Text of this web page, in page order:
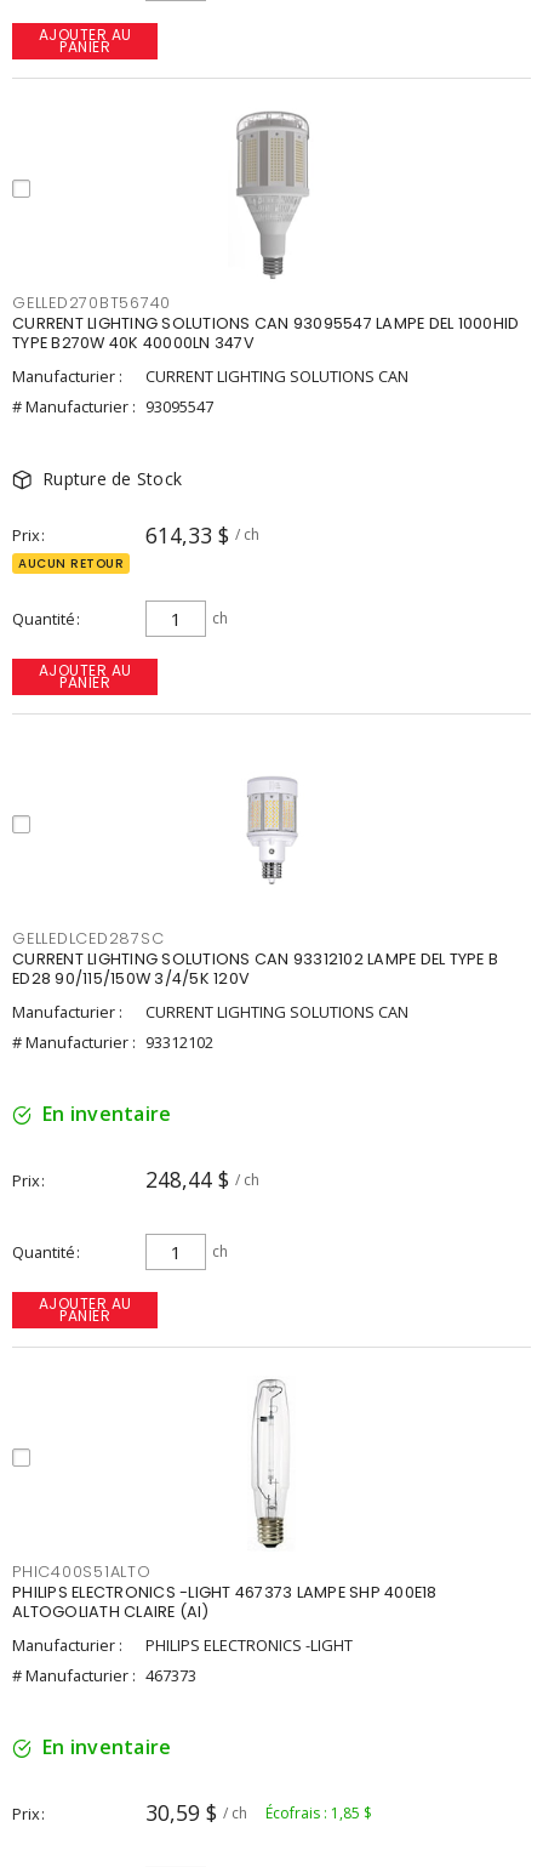
AJOUTER AU
PANIER
GELLED270BT56740
CURRENT LIGHTING SOLUTIONS CAN 93095547 LAMPE DEL 1000HID
TYPE B270W 40K 40000LN 347V
Manufacturier :
CURRENT LIGHTING SOLUTIONS CAN
# Manufacturier : 93095547
Rupture de Stock
Prix 614,33 $ / ch
AUCUN RETOUR
Quantité ch
AJOUTER AU
PANIER
GELLEDLCED287SC
CURRENT LIGHTING SOLUTIONS CAN 93312102 LAMPE DEL TYPE B
ED28 90/115/150W 3/4/5K 120V
Manufacturier :
CURRENT LIGHTING SOLUTIONS CAN
# Manufacturier : 93312102
En inventaire
Prix 248,44 $ / ch
Quantité ch
AJOUTER AU
PANIER
PHIC400S51ALTO
PHILIPS ELECTRONICS -LIGHT 467373 LAMPE SHP 400E18
ALTOGOLIATH CLAIRE (AI)
Manufacturier :
PHILIPS ELECTRONICS -LIGHT
# Manufacturier : 467373
En inventaire
Prix 30,59 $ / ch Écofrais : 1,85 $